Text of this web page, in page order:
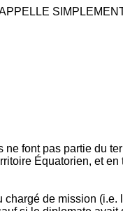
font pas partie du
Équatorien, et
de mission